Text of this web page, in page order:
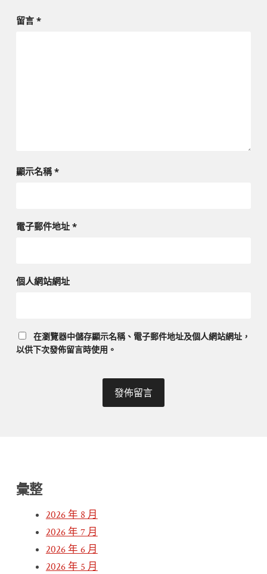
留言 *
顯示名稱*
電子郵件地址 *
個人網站網址
在瀏覽器中儲存顯示名稱、電子郵件地址及個人網站網址，
以供下次發佈留言時使用。
彙整
2026 年 8 月
2026 年 7 月
2026 年 6 月
2026 年 5 月